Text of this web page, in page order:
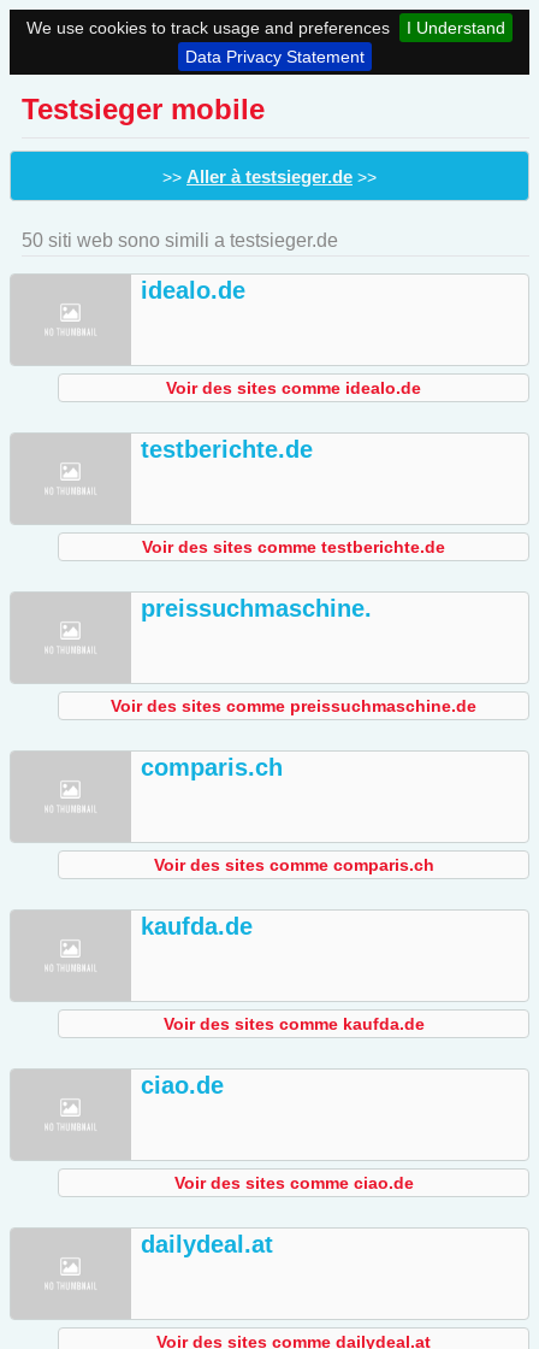
We use cookies to track usage and preferences
I Understand
Data Privacy Statement
Testsieger mobile
>> Aller à testsieger.de >>
50 siti web sono simili a testsieger.de
idealo.de
Voir des sites comme idealo.de
testberichte.de
Voir des sites comme testberichte.de
preissuchmaschine.
Voir des sites comme preissuchmaschine.de
comparis.ch
Voir des sites comme comparis.ch
kaufda.de
Voir des sites comme kaufda.de
ciao.de
Voir des sites comme ciao.de
dailydeal.at
Voir des sites comme dailydeal.at